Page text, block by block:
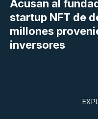
Acusan al
startup NFT de
millones
inversores